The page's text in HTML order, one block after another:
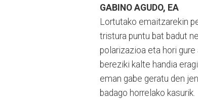
GABINO AGUDO, EA
Lortutako emaitzarekin
tristura puntu bat badut
polarizazioa eta hori gure
bereziki kalte handia
eman gabe geratu den
badago horrelako kasurik.